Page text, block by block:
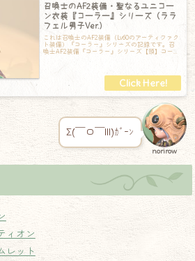
召喚士のAF2装備・聖なるユニコー
ン衣装『コーラー』シリーズ（ララ
フェル男子Ver.）
これは召喚士のAF2装備（Lv60のアーティファク
ト装備）『コーラー』シリーズの記録です。召
喚士AF2装備『コーラー』シリーズ【頭】コーラ
Σ(￣ロ￣lll)ｶﾞｰﾝ
norirow
ィオン
レット